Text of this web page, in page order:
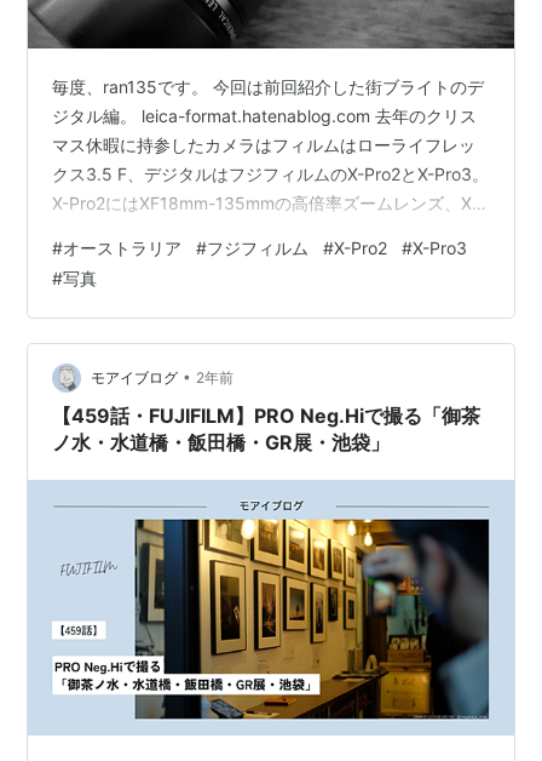
毎度、ran135です。 今回は前回紹介した街ブライトのデ
ジタル編。 leica-format.hatenablog.com 去年のクリス
マス休暇に持参したカメラはフィルムはローライフレッ
クス3.5 F、デジタルはフジフィルムのX-Pro2とX-Pro3。
X-Pro2にはXF18mm-135mmの高倍率ズームレンズ、X-
なし。去年、色々手持ちの機材を整理してフジXFレンズ
を何本か揃えてきていたので、交換レンズを持っていく
か悩んだが、荷物が増えるのでやめた。まあ、車で行く
から、荷物が少し増えたところでどうってことないけ
ど、僕の場合、荷物…
#オーストラリア #フジフィルム #X-Pro2 #X-Pro3
#写真
モアイブログ • 2年前
【459話・FUJIFILM】PRO Neg.Hiで撮る「御茶
ノ水・水道橋・飯田橋・GR展・池袋」